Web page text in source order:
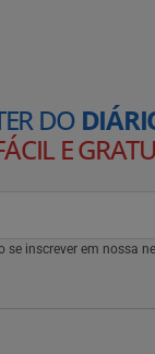
DO
E
se inscrever em nossa